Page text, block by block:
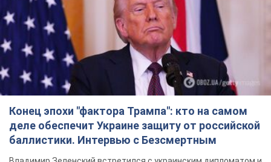
Конец эпохи "фактора Трампа": кто на самом
деле обеспечит Украине защиту от российской
баллистики. Интервью с Безсмертным